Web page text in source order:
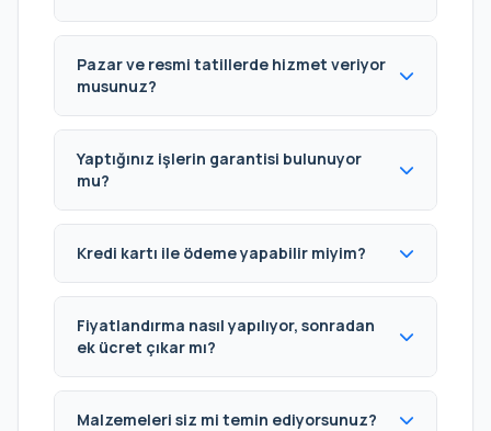
Pazar ve resmi tatillerde hizmet veriyor
musunuz?
Yaptığınız işlerin garantisi bulunuyor
mu?
Kredi kartı ile ödeme yapabilir miyim?
Fiyatlandırma nasıl yapılıyor, sonradan
ek ücret çıkar mı?
Malzemeleri siz mi temin ediyorsunuz?